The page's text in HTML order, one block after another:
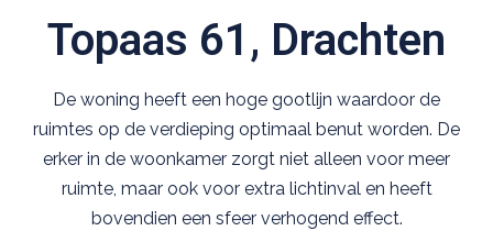
Topaas 61, Drachten
De woning heeft een hoge gootlijn waardoor de
ruimtes op de verdieping optimaal benut worden. De
erker in de woonkamer zorgt niet alleen voor meer
ruimte, maar ook voor extra lichtinval en heeft
bovendien een sfeer verhogend effect.